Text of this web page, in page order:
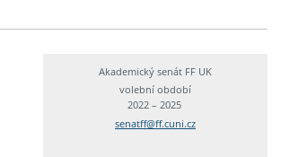
Akademický senát FF UK
volební období
2022 – 2025
senatff@ff.cuni.cz